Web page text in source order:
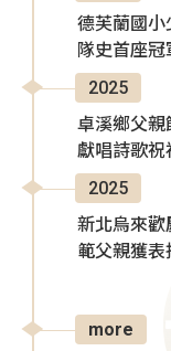
德芙蘭國小
隊史首座冠
2025
卓溪鄉父親
獻唱詩歌祝
2025
新北烏來歡
範父親獲表
more